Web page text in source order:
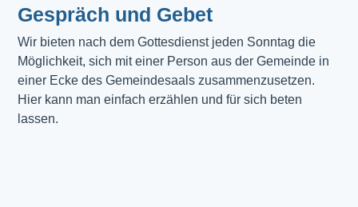
Gespräch und Gebet
Wir bieten nach dem Gottesdienst jeden Sonntag die
Möglichkeit, sich mit einer Person aus der Gemeinde in
einer Ecke des Gemeindesaals zusammenzusetzen.
Hier kann man einfach erzählen und für sich beten
lassen.